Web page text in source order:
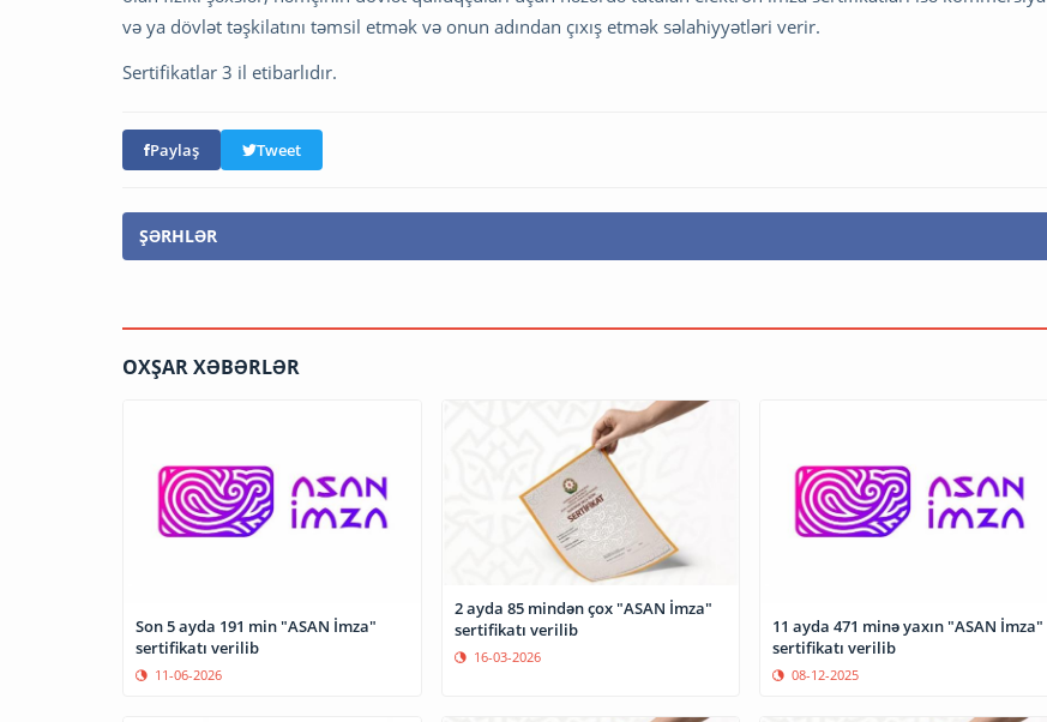
və ya dövlət təşkilatını təmsil etmək və onun adından çıxış etmək səlahiyyətləri verir.
Sertifikatlar 3 il etibarlıdır.
Paylaş Tweet
ŞƏRHLƏR
OXŞAR XƏBƏRLƏR
Son 5 ayda 191 min "ASAN İmza"
sertifikatı verilib
11-06-2026
2 ayda 85 mindən çox "ASAN İmza"
sertifikatı verilib
16-03-2026
11 ayda 471 minə yaxın "ASAN İmza"
sertifikatı verilib
08-12-2025